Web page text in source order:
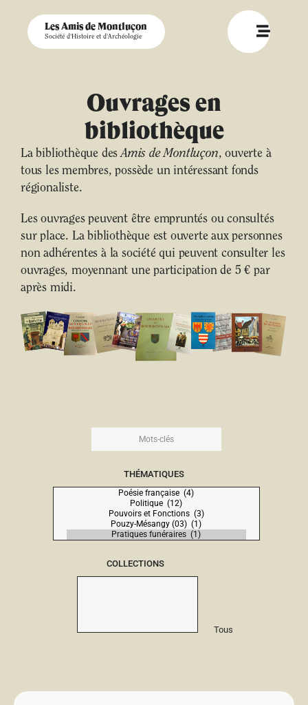
Les Amis de Montluçon
Société d'Histoire et d'Archéologie
Ouvrages en
bibliothèque
La bibliothèque desAmis de Montluçon, ouverte à
tous les membres, possède un intéressant fonds
régionaliste.
Les ouvrages peuvent être empruntés ou consultés
sur place. La bibliothèque est ouverte aux personnes
non adhérentes à la société qui peuvent consulter les
ouvrages, moyennant une participation de 5 € par
après midi.
THÉMATIQUES
COLLECTIONS
Tous